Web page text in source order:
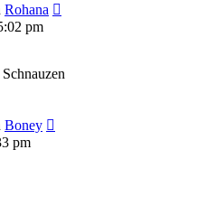
Rohana
pm
Boney
pm